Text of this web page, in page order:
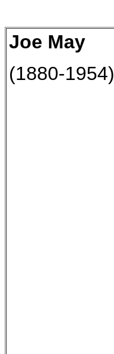
Joe May
(1880-1954)